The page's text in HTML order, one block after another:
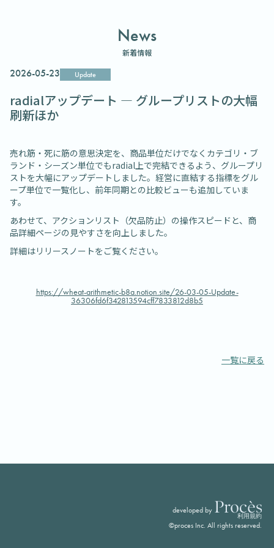
News
新着情報
2026-05-23 Update
radialアップデート ― グループリストの大幅
刷新ほか
売れ筋・死に筋の意思決定を、商品単位だけでなくカテゴリ・ブ
ランド・シーズン単位でもradial上で完結できるよう、グループリ
ストを大幅にアップデートしました。経営に直結する指標をグル
ープ単位で一覧化し、前年同期との比較ビューも追加していま
す。
あわせて、アクションリスト（欠品防止）の操作スピードと、商
品詳細ページの見やすさを向上しました。
詳細はリリースノートをご覧ください。
https://wheat-arithmetic-b8a.notion.site/26-03-05-Update-
36306fd6f342813594cff7833812d8b5
一覧に戻る
developed by
利用規約
©proces Inc. All rights reserved.